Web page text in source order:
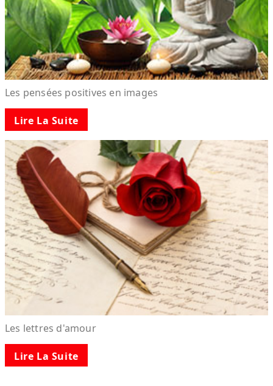
Les pensées positives en images
Lire La Suite
Les lettres d'amour
Lire La Suite